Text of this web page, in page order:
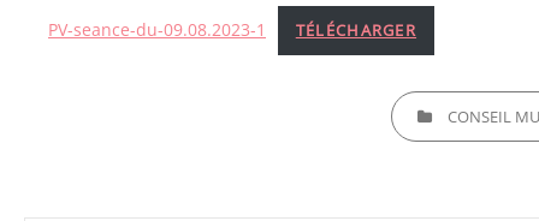
PV-seance-du-09.08.2023-1 TÉLÉCHARGER
CATEGORIESCONSEIL